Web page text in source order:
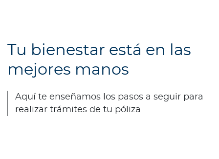
Tu bienestar está en las
mejores manos
Aquí te enseñamos los pasos a seguir para
realizar trámites de tu póliza